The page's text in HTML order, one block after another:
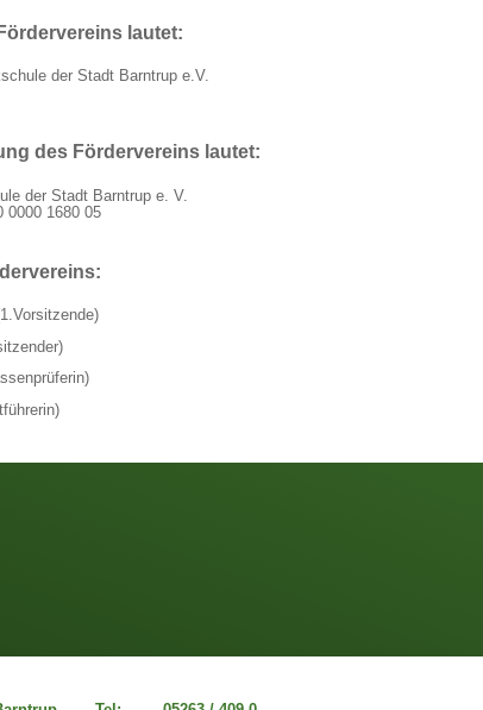
lautet:
der Stadt Barntrup e.V.
des Fördervereins lautet:
der Stadt Barntrup e. V.
0000 1680 05